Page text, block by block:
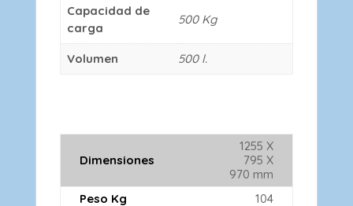
Capacidad de
carga
500 Kg
Volumen 500 l.
Dimensiones
1255 X
795 X
970 mm
Peso Kg
104